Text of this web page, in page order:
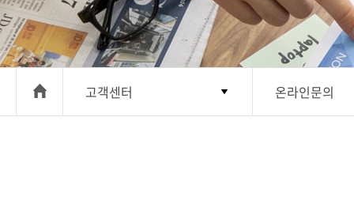
고객센터 온라인문의